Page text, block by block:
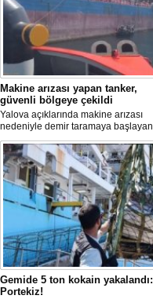
Makine arızası yapan tanker,
güvenli bölgeye çekildi
Yalova açıklarında makine arızası
nedeniyle demir taramaya başlayan
tanker, römorkör eşliğinde güvenli
şekilde demirleme sahasına alındı.
Gemide 5 ton kokain yakalandı:
Portekiz!